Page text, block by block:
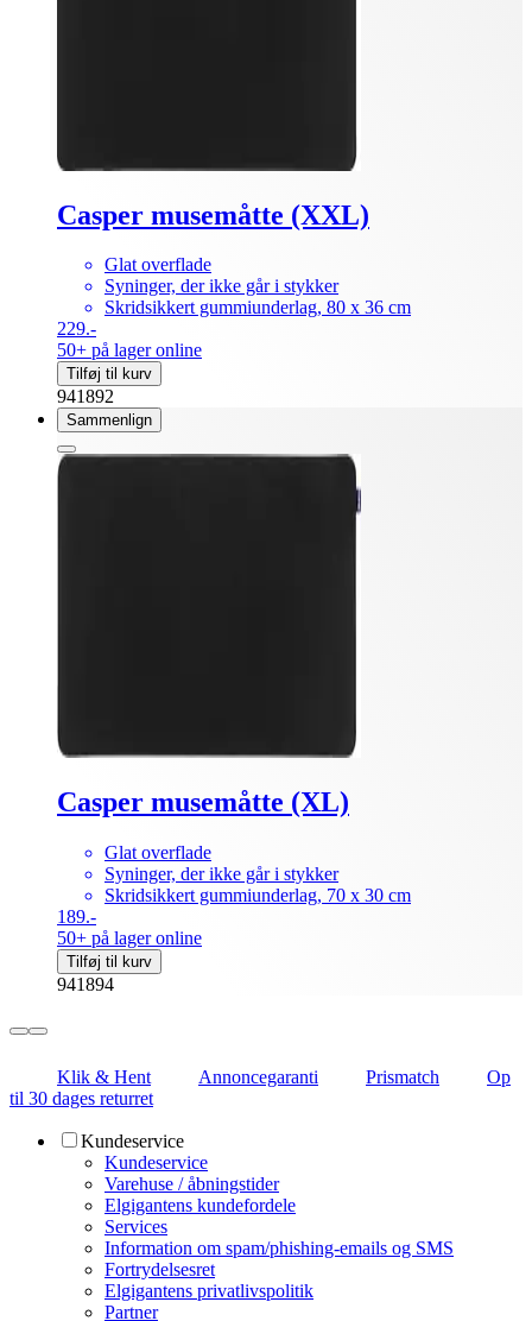
Casper musemåtte (XXL)
Glat overflade
Syninger, der ikke går i stykker
Skridsikkert gummiunderlag, 80 x 36 cm
229.-
50+ på lager online
Tilføj til kurv
941892
Sammenlign
Casper musemåtte (XL)
Glat overflade
Syninger, der ikke går i stykker
Skridsikkert gummiunderlag, 70 x 30 cm
189.-
50+ på lager online
Tilføj til kurv
941894
Klik & Hent Annoncegaranti Prismatch
Op
til 30 dages returret
Kundeservice
Kundeservice
Varehuse / åbningstider
Elgigantens kundefordele
Services
Information om spam/phishing-emails og SMS
Fortrydelsesret
Elgigantens privatlivspolitik
Partner